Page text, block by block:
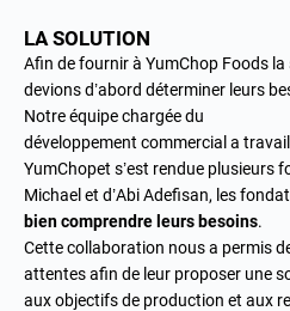
LA SOLUTION
Afin de fournir à YumChop Foods
devionsd’abord déterminer leurs
Notre équipe chargée du
développement commercial a
YumChopet s’est rendue plusieurs
Michael et d’Abi Adefisan, les
bien comprendre leurs besoins.
Cette collaboration nous a permis
attentesafin de leur proposer une
aux objectifs de production et aux